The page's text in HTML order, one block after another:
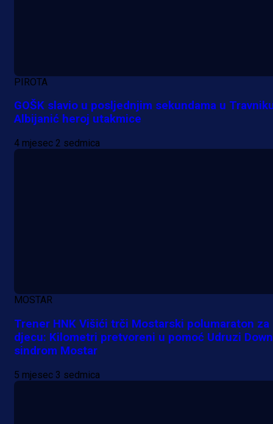
A Selekcija
Da li je selektor zadovoljan: Evo
je Barbarez rekao o transferu
Alajbegovića u Juventus!
1 dan 9 h
PIROTA
GOŠK slavio u posljednjim sekundama u
Albijanić heroj utakmice
4 mjesec 2 sedmica
MOSTAR
Trener HNK Višići trči Mostarski polumaraton za
djecu: Kilometri pretvoreni u pomoć Udruzi Down
sindrom Mostar
5 mjesec 3 sedmica